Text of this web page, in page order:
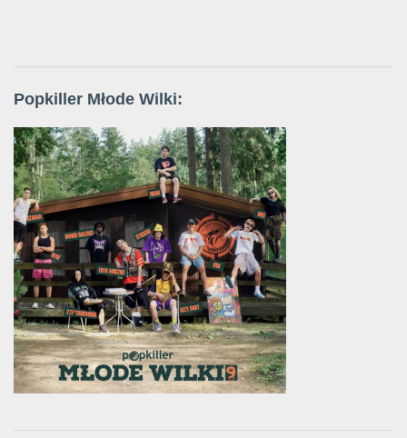
Popkiller Młode Wilki: